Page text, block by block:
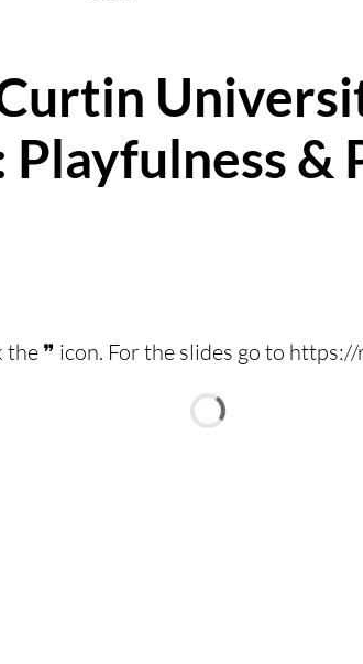
Playfulness &
❞ icon. For the slides go to